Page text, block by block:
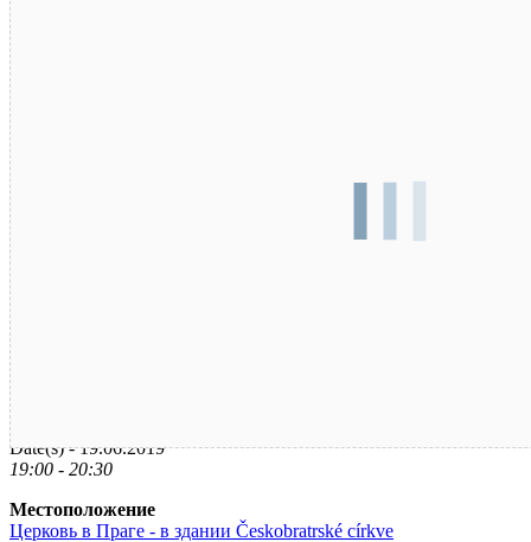
Дата / время
Date(s) - 19.06.2019
19:00 - 20:30
Местоположение
Церковь в Праге - в здании Českobratrské církve